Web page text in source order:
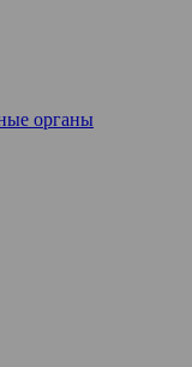
органы